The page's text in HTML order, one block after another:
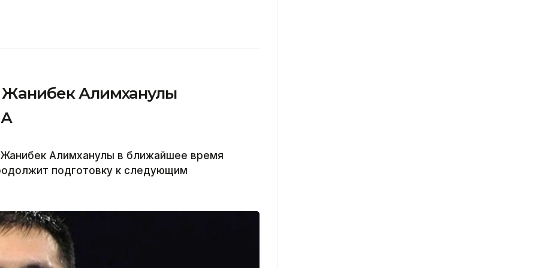
Жанибек Алимханулы
Алимханулы в ближайшее время
подготовку к следующим